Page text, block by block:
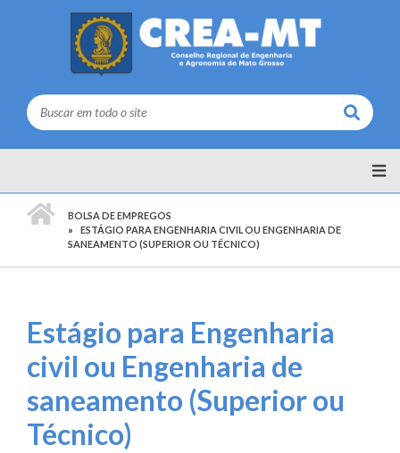
Buscar
BOLSA DE EMPREGOS
ESTÁGIO PARA ENGENHARIA CIVIL OU ENGENHARIA DE
SANEAMENTO (SUPERIOR OU TÉCNICO)
Estágio para Engenharia
civil ou Engenharia de
saneamento (Superior ou
Técnico)